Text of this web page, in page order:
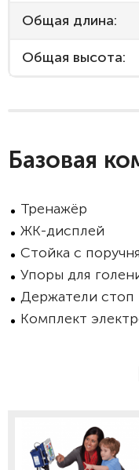
Общая длина:
Общая высота:
Базовая
Тренажёр
ЖК-дисплей
Стойка с
Упоры для
Держатели стоп
Комплект